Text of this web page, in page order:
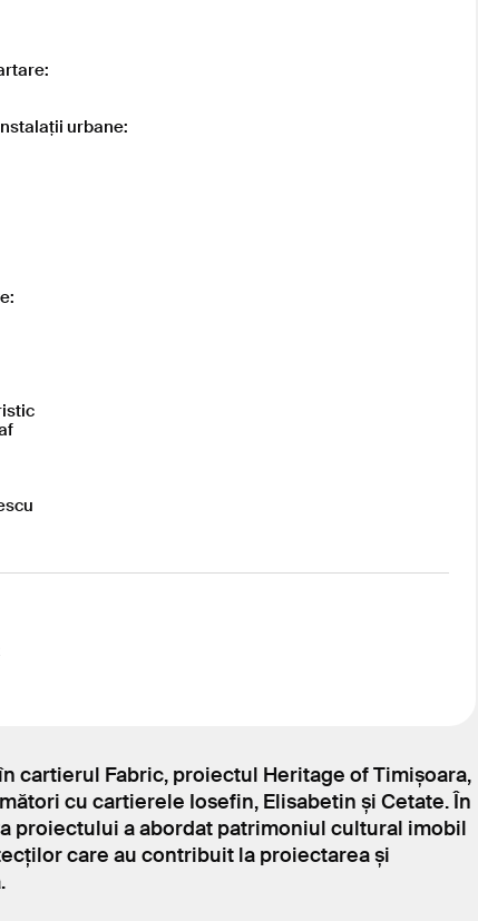
urbane:
cartierul Fabric, proiectul Heritage of Timișoara,
cu cartierele Iosefin, Elisabetin și Cetate. În
proiectului a abordat patrimoniul cultural imobil
care au contribuit la proiectarea și